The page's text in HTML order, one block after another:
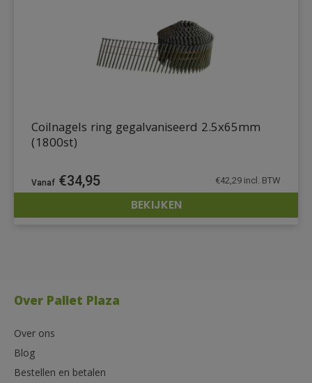
DETAILS
Coilnagels ring gegalvaniseerd 2.5x65mm
(1800st)
€34,95 €42,29 incl. BTW
BEKIJKEN
Over Pallet Plaza
Over ons
Blog
Bestellen en betalen